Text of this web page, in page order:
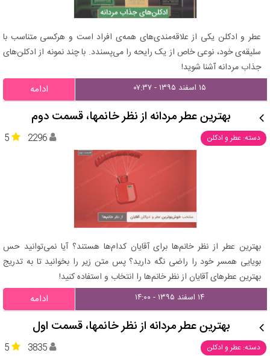
عطر و ادکلن یکی از علاقه‌مندی‌های همه‌ی افراد است و هرکسی متناسب با
سلیقه‌ی خود، نوعی خاص از یک رایحه را می‌پسندد. با چند نمونه از ادکلن‌های
جذاب مردانه آشنا شوید!
۱۵ اسفند ۱۳۹۵ - ۰۷:۳۷ ادامه
بهترین عطر مردانه از نظر خانمها، قسمت دوم
دسته: عطر و ادکلن 5 2296
بهترین عطر از نظر خانم‌ها برای آقایان کدام‌ها هستند؟ آیا نمی‌توانید حس
بویایی همسر خود را راضی نگه دارید؟ پس متن زیر را بخوانید تا به تدریج
بهترین عطرهای آقایان از نظر خانم‌ها را انتخاب و استفاده کنید!
۱۴ اسفند ۱۳۹۵ - ۱۴:۰۰ ادامه
بهترین عطر مردانه از نظر خانمها، قسمت اول
دسته: عطر و ادکلن 5 3835